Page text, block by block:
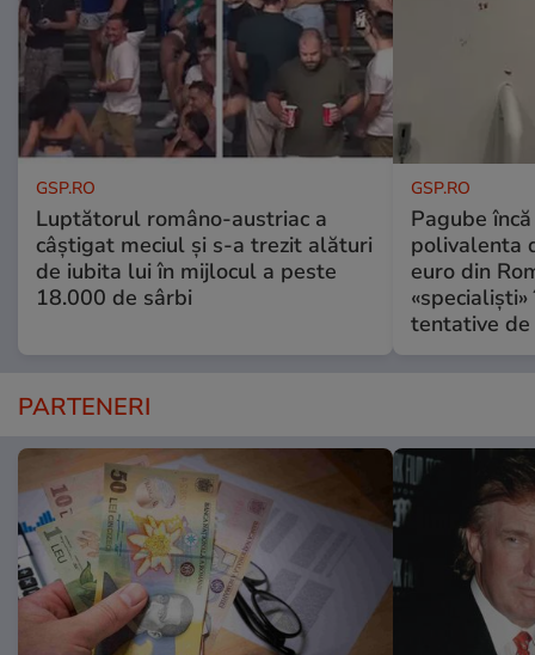
GSP.RO
Luptătorul româno-austriac a
câștigat meciul și s-a trezit alături
de iubita lui în mijlocul a peste
18.000 de sârbi
GSP.RO
Pagube
polivalenta
euro din
tentative de
PARTENERI